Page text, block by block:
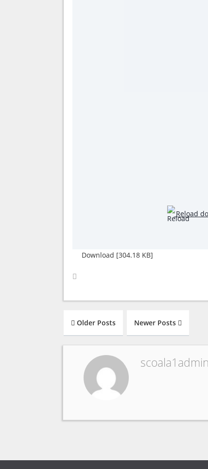
Reload
Download [304.18 KB]
Older Posts Newer Posts
scoala1admin